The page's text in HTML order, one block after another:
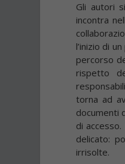
Gli autori
incontra
l’inizio di
percorso
rispetto
torna ad
documenti
di
delicato:
irrisolte.